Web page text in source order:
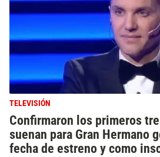
TELEVISIÓN
Confirmaron los primeros
suenan para Gran Hermano
fecha de estreno y como